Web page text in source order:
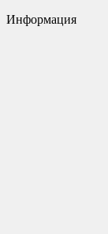
Информация